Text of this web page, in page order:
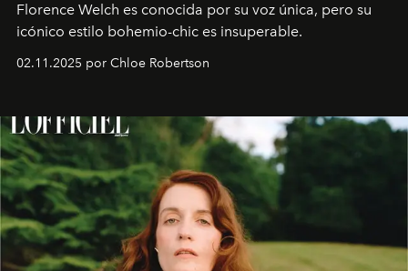
Florence Welch es conocida por su voz única, pero su
icónico estilo bohemio-chic es insuperable.
02.11.2025 por Chloe Robertson